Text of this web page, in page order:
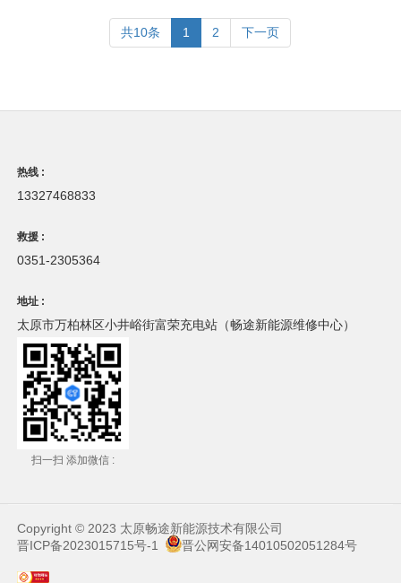
共10条 1 2 下一页
热线
13327468833
救援
0351-2305364
地址
太原市万柏林区小井峪街富荣充电站（畅途新能源维修中心）
扫一扫 添加微信
Copyright © 2023 太原畅途新能源技术有限公司
晋ICP备2023015715号-1
晋公网安备14010502051284号